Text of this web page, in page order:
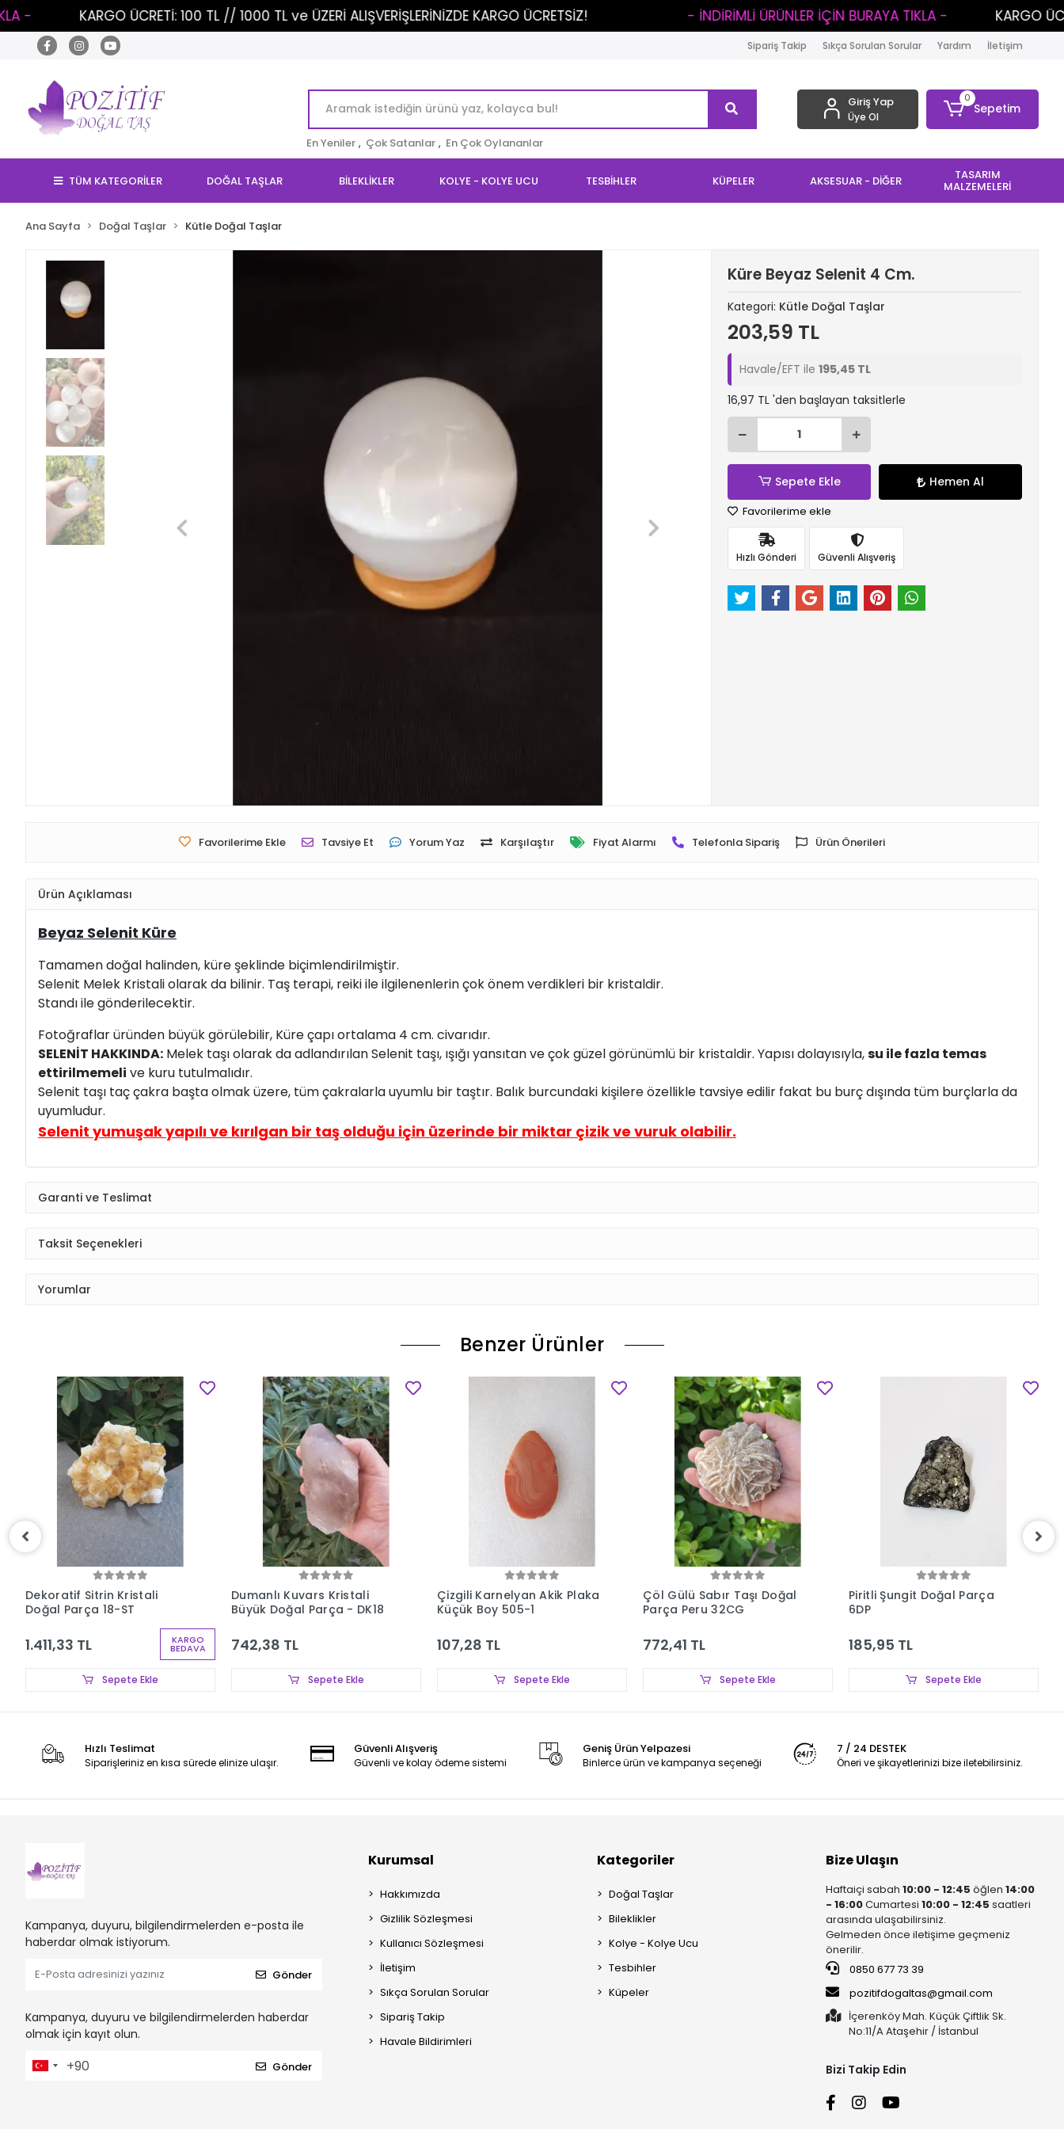
KARGO ÜCRETİ: 100 TL // 1000 TL ve ÜZERİ ALIŞVERİŞLERİNİZDE KARGO ÜCRETSİZ! .. - İNDİRİMLİ ÜRÜNLER İÇİN BURAYA TIKLA - KARGO ÜCRETİ: 100
Sipariş Takip Sıkça Sorulan Sorular Yardım İletişim
En Yeniler , Çok Satanlar , En Çok Oylananlar
Giriş Yap
Üye Ol
0
Sepetim
TÜM KATEGORİLER DOĞAL TAŞLAR BİLEKLİKLER KOLYE - KOLYE UCU TESBİHLER KÜPELER AKSESUAR - DİĞER TASARIM
MALZEMELERİ
Ana Sayfa Doğal Taşlar Kütle Doğal Taşlar
Küre Beyaz Selenit 4 Cm.
Kategori: Kütle Doğal Taşlar
203,59 TL
Havale/EFT ile195,45 TL
16,97 TL 'den başlayan taksitlerle
Sepete Ekle Hemen Al
Favorilerime ekle
Hızlı Gönderi Güvenli Alışveriş
Favorilerime Ekle Tavsiye Et Yorum Yaz Karşılaştır Fiyat Alarmı Telefonla Sipariş Ürün Önerileri
Ürün Açıklaması
Beyaz Selenit Küre
Tamamen doğal halinden, küre şeklinde biçimlendirilmiştir.
Selenit Melek Kristali olarak da bilinir. Taş terapi, reiki ile ilgilenenlerin çok önem verdikleri bir kristaldir.
Standı ile gönderilecektir.
Fotoğraflar üründen büyük görülebilir, Küre çapı ortalama 4 cm. civarıdır.
SELENİT HAKKINDA: Melek taşı olarak da adlandırılan Selenit taşı, ışığı yansıtan ve çok güzel görünümlü bir kristaldir. Yapısı dolayısıyla,su ile fazla temas
ettirilmemeli ve kuru tutulmalıdır.
Selenit taşı taç çakra başta olmak üzere, tüm çakralarla uyumlu bir taştır. Balık burcundaki kişilere özellikle tavsiye edilir fakat bu burç dışında tüm burçlarla da
uyumludur.
Selenit yumuşak yapılı ve kırılgan bir taş olduğu için üzerinde bir miktar çizik ve vuruk olabilir.
Garanti ve Teslimat
Taksit Seçenekleri
Yorumlar
Benzer Ürünler
Dekoratif Sitrin Kristali
Doğal Parça 18-ST
1.411,33 TL KARGO
BEDAVA
Sepete Ekle
Dumanlı Kuvars Kristali
Büyük Doğal Parça - DK18
742,38 TL
Sepete Ekle
Çizgili Karnelyan Akik Plaka
Küçük Boy 505-1
107,28 TL
Sepete Ekle
Çöl Gülü Sabır Taşı Doğal
Parça Peru 32CG
772,41 TL
Sepete Ekle
Piritli Şungit Doğal Parça
6DP
185,95 TL
Sepete Ekle
Hızlı Teslimat
Siparişleriniz en kısa sürede elinize ulaşır.
Güvenli Alışveriş
Güvenli ve kolay ödeme sistemi
Geniş Ürün Yelpazesi
Binlerce ürün ve kampanya seçeneği
7 / 24 DESTEK
Öneri ve şikayetlerinizi bize iletebilirsiniz.
Kampanya, duyuru, bilgilendirmelerden e-posta ile
haberdar olmak istiyorum.
Gönder
Kampanya, duyuru ve bilgilendirmelerden haberdar
olmak için kayıt olun.
Gönder
Kurumsal
Hakkımızda
Gizlilik Sözleşmesi
Kullanıcı Sözleşmesi
İletişim
Sıkça Sorulan Sorular
Sipariş Takip
Havale Bildirimleri
Kategoriler
Doğal Taşlar
Bileklikler
Kolye - Kolye Ucu
Tesbihler
Küpeler
Bize Ulaşın
Haftaiçi sabah10:00 - 12:45öğlen14:00
- 16:00Cumartesi 10:00 - 12:45 saatleri
arasında ulaşabilirsiniz.
Gelmeden önce iletişime geçmeniz
önerilir.
0850 677 73 39
pozitifdogaltas@gmail.com
İçerenköy Mah. Küçük Çiftlik Sk.
No:11/A Ataşehir / İstanbul
Bizi Takip Edin